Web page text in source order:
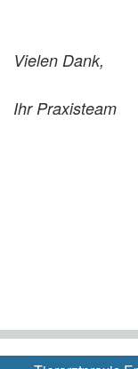
Vielen Dank,
Ihr Praxisteam